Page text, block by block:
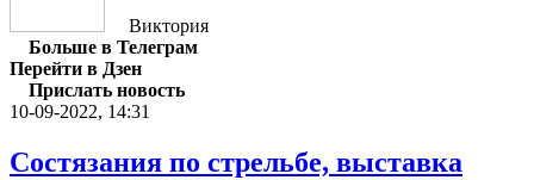
Виктория
Больше в Телеграм
Перейти в Дзен
Прислать новость
10-09-2022, 14:31
Состязания по стрельбе, выставка